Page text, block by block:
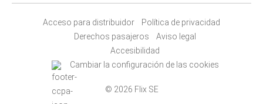
Acceso para distribuidor
Política de privacidad
Derechos pasajeros
Aviso legal
Accesibilidad
Cambiar la configuración de las cookies
© 2026 Flix SE